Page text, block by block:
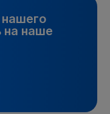
на наше